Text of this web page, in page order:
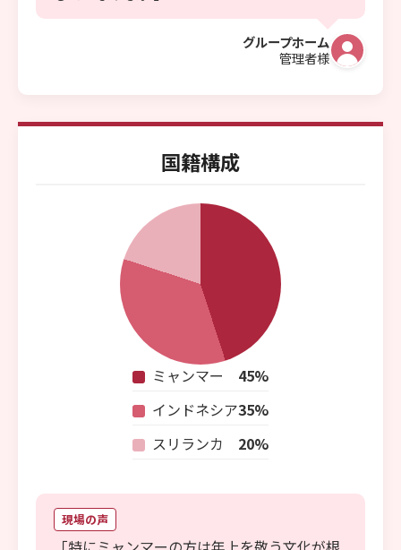
グループホーム
管理者様
国籍構成
ミャンマー
45%
インドネシア35%
スリランカ
20%
現場の声